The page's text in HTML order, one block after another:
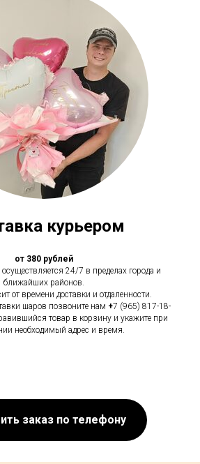
курьером
от 380 рублей
24/7 в пределах города и
ближайших районов.
от времени доставки и отдаленности.
шаров позвоните нам +7 (965) 817-18-
товар в корзину и укажите при
необходимый адрес и время.
заказ по телефону